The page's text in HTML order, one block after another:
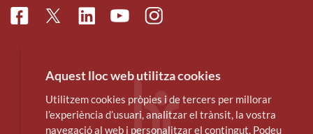
FacebookTwitterLinkedinYoutubeInstagram
Aquest lloc web utilitza cookies
Utilitzem cookies pròpies i de tercers per millorar
l’experiència d’usuari, analitzar el trànsit, la vostra
navegació al web i personalitzar el contingut. Podeu